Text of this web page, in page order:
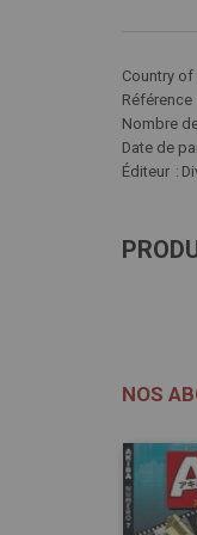
Plus
d'infos
Country
Référence
Nombre
Date de
Éditeur
NOS